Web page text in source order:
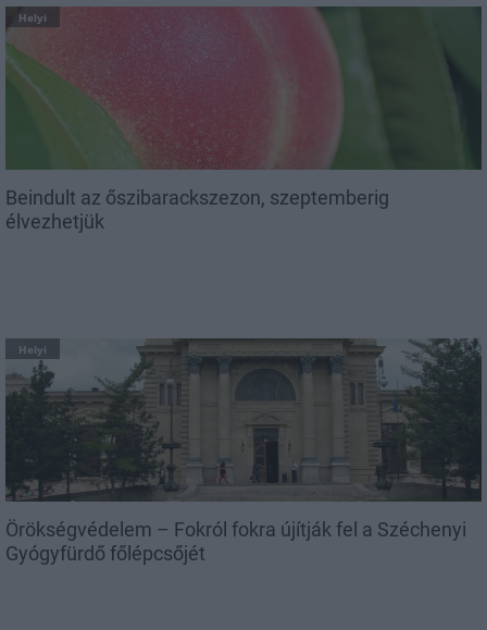
Helyi
Beindult az őszibarackszezon, szeptemberig
élvezhetjük
Helyi
Örökségvédelem – Fokról fokra újítják fel a Széchenyi
Gyógyfürdő főlépcsőjét